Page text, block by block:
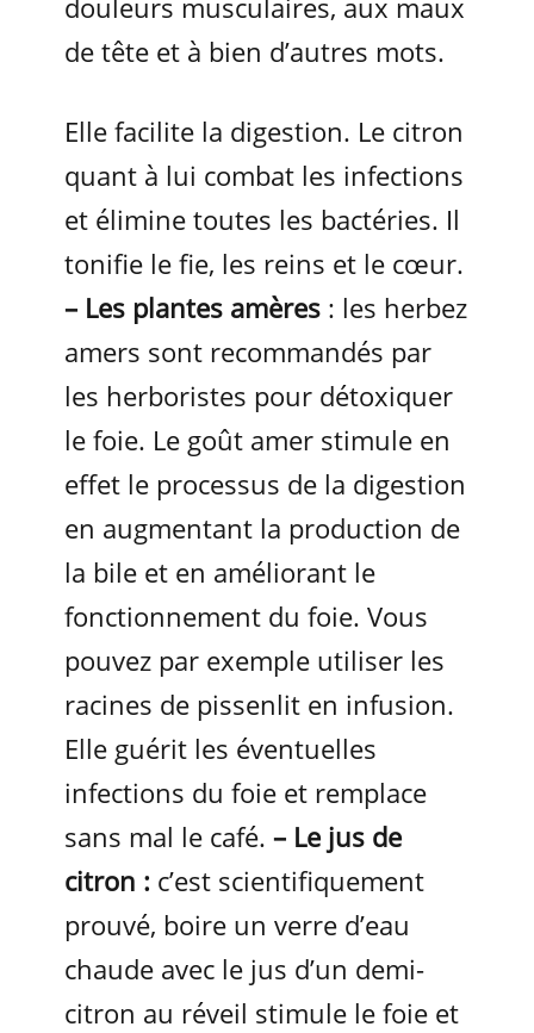
douleurs musculaires, aux maux
de tête et à bien d’autres mots.
Elle facilite la digestion. Le citron
quant à lui combat les infections
et élimine toutes les bactéries. Il
tonifie le fie, les reins et le cœur.
– Les plantes amères : les herbez
amers sont recommandés par
les herboristes pour détoxiquer
le foie. Le goût amer stimule en
effet le processus de la digestion
en augmentant la production de
la bile et en améliorant le
fonctionnement du foie. Vous
pouvez par exemple utiliser les
racines de pissenlit en infusion.
Elle guérit les éventuelles
infections du foie et remplace
sans mal le café. – Le jus de
citron : c’est scientifiquement
prouvé, boire un verre d’eau
chaude avec le jus d’un demi-
citron au réveil stimule le foie et